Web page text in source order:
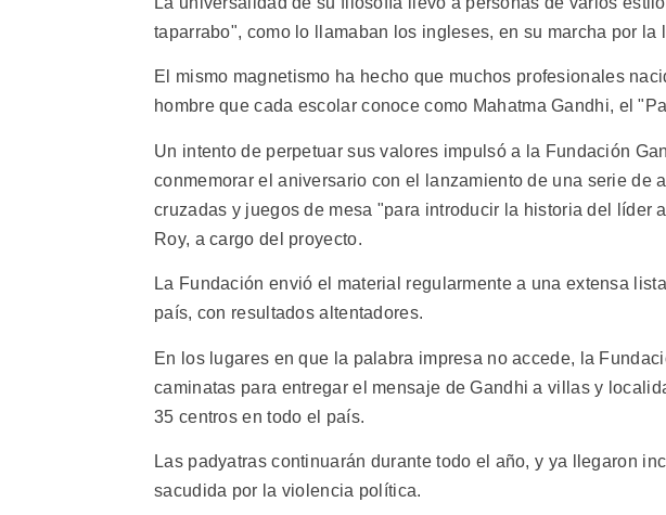
taparrabo", como lo llamaban los ingleses, en su marcha por la
El mismo magnetismo ha hecho que muchos profesionales
hombre que cada escolar conoce como Mahatma Gandhi, el
Un intento de perpetuar sus valores impulsó a la Fundación
conmemorar el aniversario con el lanzamiento de una serie de
cruzadas y juegos de mesa "para introducir la historia del líder
Roy, a cargo del proyecto.
La Fundación envió el material regularmente a una extensa
país, con resultados altentadores.
En los lugares en que la palabra impresa no accede, la
caminatas para entregar el mensaje de Gandhi a villas y
35 centros en todo el país.
Las padyatras continuarán durante todo el año, y ya llegaron
sacudida por la violencia política.